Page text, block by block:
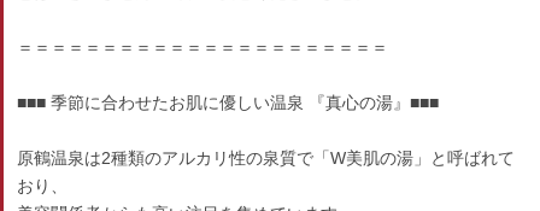
＝＝＝＝＝＝＝＝＝＝＝＝＝＝＝＝＝＝＝＝＝＝
■■■ 季節に合わせたお肌に優しい温泉 『真心の湯』■■■
原鶴温泉は2種類のアルカリ性の泉質で「W美肌の湯」と呼ばれて
おり、